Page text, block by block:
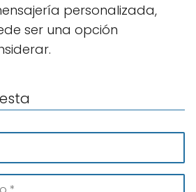
personalizada,
ser una opción